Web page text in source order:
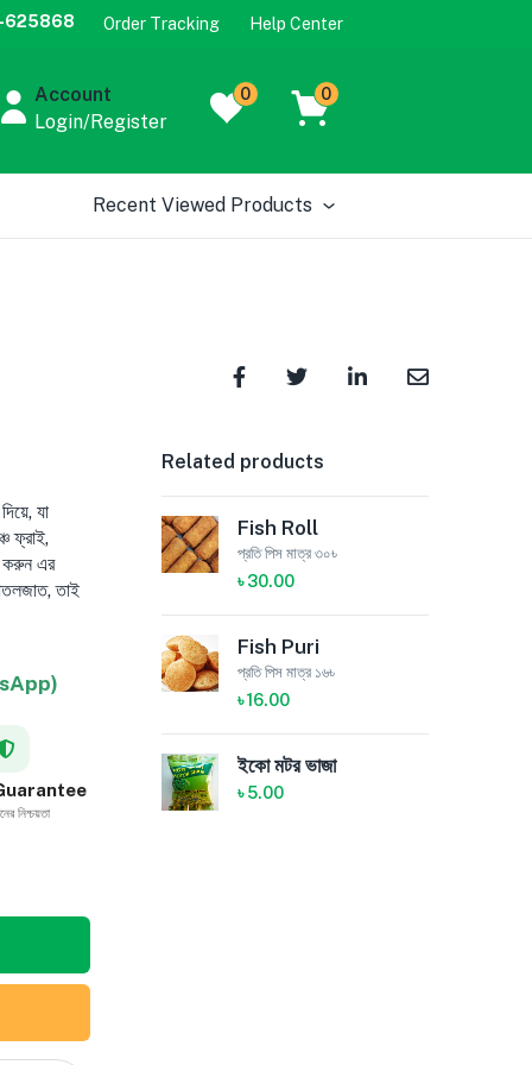
625868 Order Tracking Help Center
Account
Login/Register
0 0
Recent Viewed Products
যা
ফ্রাই,
করুন এর
তাই
নিশ্চয়তা
Related products
Fish Roll
প্রতি পিস মাত্র ৩০৳
৳30.00
Fish Puri
প্রতি পিস মাত্র ১৬৳
৳16.00
ইকো মটর ভাজা
৳5.00